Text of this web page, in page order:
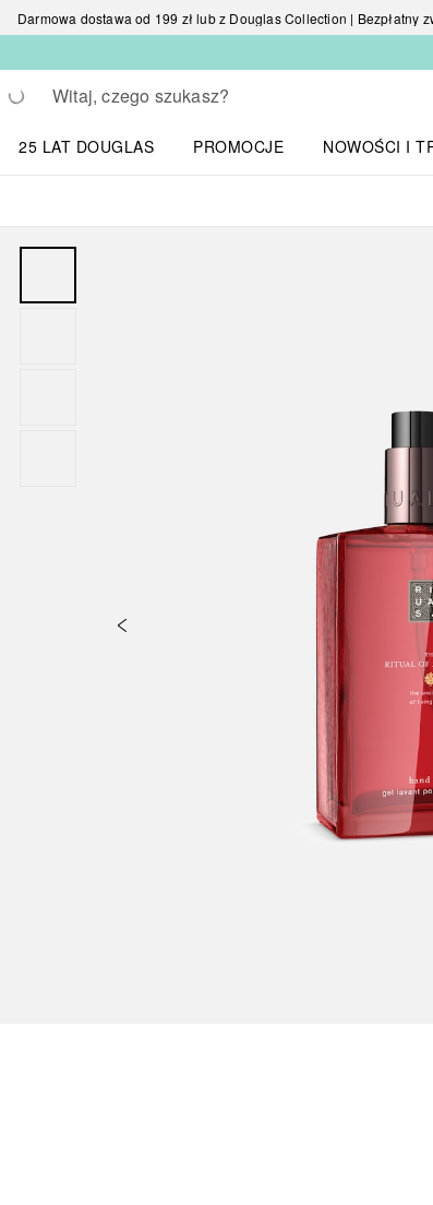
Darmowa dostawa od 199 zł lub z Douglas Collection | Bezpłatny
Wracać
Wykonaj wyszukiwanie
25 LAT DOUGLAS
PROMOCJE
NOWOŚCI I